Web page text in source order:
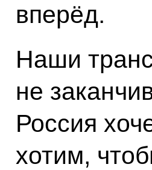
вперёд.
Наши
не
Россия
хотим,